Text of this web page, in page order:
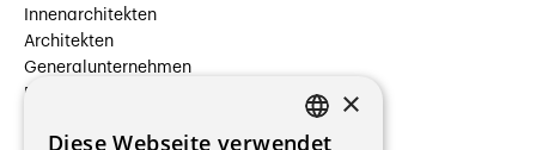
Innenarchitekten
Architekten
Generalunternehmen
Beauftragte Unternehmen
×
Diese Webseite verwendet